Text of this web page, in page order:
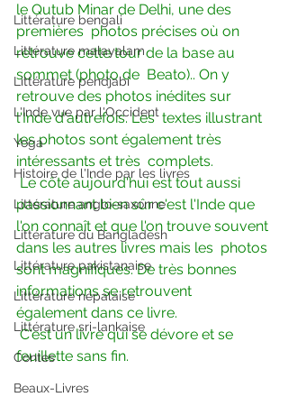
Littérature bengali
Littérature malayalam
Littérature pendjabi
L'Inde vue par l'Occident
Yoga
Histoire de l'Inde par les livres
Littérature anglo-saxonne
Littérature du Bangladesh
Littérature pakistanaise
Littérature népalaise
Littérature sri-lankaise
Contes
Beaux-Livres
le Qutub Minar de Delhi, une des
premières  photos précises où on
retrouve cette tour de la base au
sommet (photo de  Beato).. On y
retrouve des photos inédites sur
l'Inde d'autrefois. Les  textes illustrant
les photos sont également très
intéressants et très  complets.
passionnant bien sûr c'est l'Inde que
l'on connaît et que l'on trouve souvent
dans les autres livres mais les  photos
sont magnifiques. De très bonnes
informations se retrouvent
également dans ce livre.
C'est un livre qui se dévore et se
feuillette sans fin.